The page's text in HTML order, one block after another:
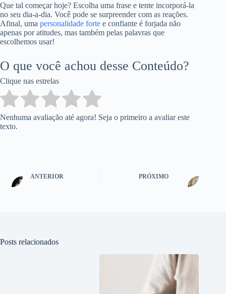
Que tal começar hoje? Escolha uma frase e tente incorporá-la
no seu dia-a-dia. Você pode se surpreender com as reações.
Afinal, uma personalidade forte e confiante é forjada não
apenas por atitudes, mas também pelas palavras que
escolhemos usar!
O que você achou desse Conteúdo?
Clique nas estrelas
Nenhuma avaliação até agora! Seja o primeiro a avaliar este
texto.
ANTERIOR PRÓXIMO
Posts relacionados